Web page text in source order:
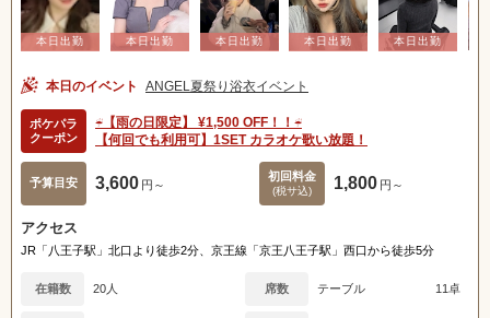
本日のイベント ANGEL夏祭り浴衣イベント
ポケパラ
クーポン
☔️【雨の日限定】 ¥1,500 OFF！！☔️
【何回でも利用可】1SET カラオケ歌い放題！
予算目安 3,600 円～
初回料金
(税サ込) 1,800 円～
アクセス
JR「八王子駅」北口より徒歩2分、京王線「京王八王子駅」西口から徒歩5分
在籍数 20人 席数 テーブル 11卓